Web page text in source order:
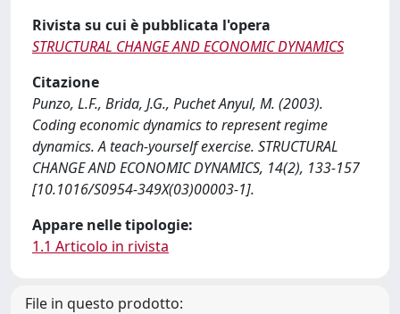
Rivista su cui è pubblicata l'opera
STRUCTURAL CHANGE AND ECONOMIC DYNAMICS
Citazione
Punzo, L.F., Brida, J.G., Puchet Anyul, M. (2003).
Coding economic dynamics to represent regime
dynamics. A teach-yourself exercise. STRUCTURAL
CHANGE AND ECONOMIC DYNAMICS, 14(2), 133-157
[10.1016/S0954-349X(03)00003-1].
Appare nelle tipologie:
1.1 Articolo in rivista
File in questo prodotto: